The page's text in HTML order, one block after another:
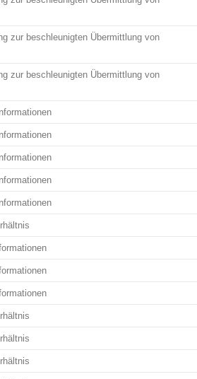
zur beschleunigten Übermittlung von
zur beschleunigten Übermittlung von